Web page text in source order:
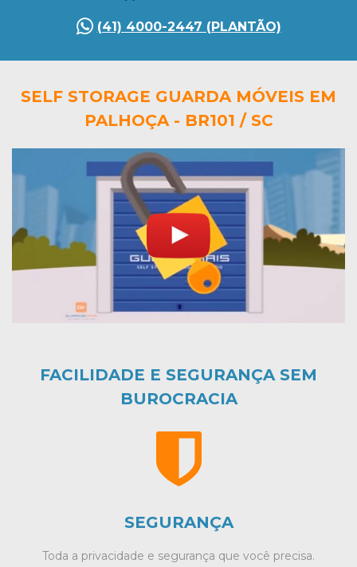
(41) 4000-2447 (PLANTÃO)
SELF STORAGE GUARDA MÓVEIS EM
PALHOÇA - BR101 / SC
FACILIDADE E SEGURANÇA SEM
BUROCRACIA
SEGURANÇA
Toda a privacidade e segurança que você precisa.